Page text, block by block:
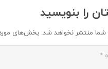
را بنویسید
شما منتشر نخواهد شد. بخش‌های